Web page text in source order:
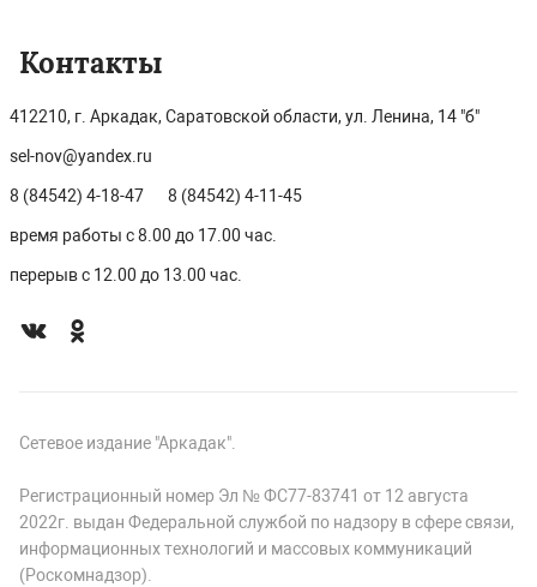
Контакты
412210, г. Аркадак, Саратовской области, ул. Ленина, 14 "б"
sel-nov@yandex.ru
8 (84542) 4-18-47 8 (84542) 4-11-45
время работы с 8.00 до 17.00 час.
перерыв с 12.00 до 13.00 час.
Сетевое издание "Аркадак".
Регистрационный номер Эл № ФС77-83741 от 12 августа
2022г. выдан Федеральной службой по надзору в сфере связи,
информационных технологий и массовых коммуникаций
(Роскомнадзор).